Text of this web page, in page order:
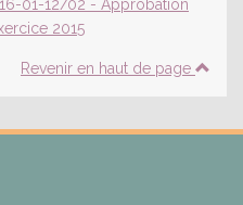
Revenir en haut de page